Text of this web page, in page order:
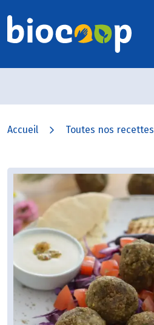
Accueil Toutes nos recettes